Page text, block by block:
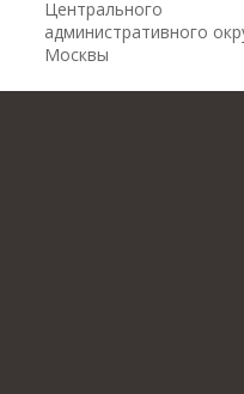
Центрального
административного
Москвы